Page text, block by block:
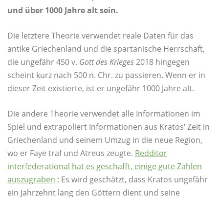
und über 1000 Jahre alt sein.
Die letztere Theorie verwendet reale Daten für das
antike Griechenland und die spartanische Herrschaft,
die ungefähr 450 v. Gott des Krieges2018 hingegen
scheint kurz nach 500 n. Chr. zu passieren. Wenn er in
dieser Zeit existierte, ist er ungefähr 1000 Jahre alt.
Die andere Theorie verwendet alle Informationen im
Spiel und extrapoliert Informationen aus Kratos‘ Zeit in
Griechenland und seinem Umzug in die neue Region,
wo er Faye traf und Atreus zeugte. Redditor
interfederational hat es geschafft, einige gute Zahlen
auszugraben : Es wird geschätzt, dass Kratos ungefähr
ein Jahrzehnt lang den Göttern dient und seine